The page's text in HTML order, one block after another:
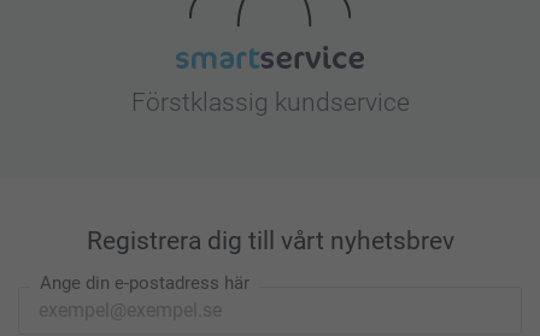
Förstklassig kundservice
Registrera dig till vårt nyhetsbrev
Ange din e-postadress här